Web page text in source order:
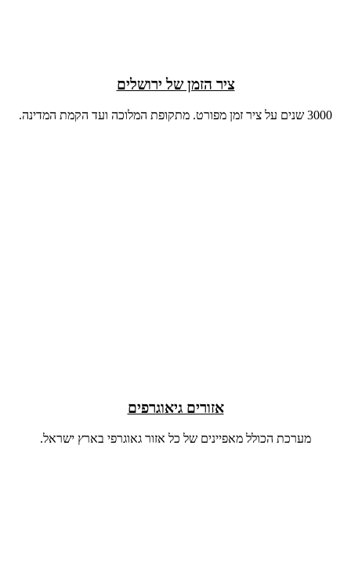
ציר הזמן של ירושלים
3000 שנים על ציר זמן מפורט. מתקופת המלוכה ועד הקמת המדינה.
אזורים גיאוגרפים
מערכת הכולל מאפיינים של כל אזור גאוגרפי בארץ ישראל.